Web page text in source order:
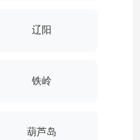
辽阳
铁岭
葫芦岛